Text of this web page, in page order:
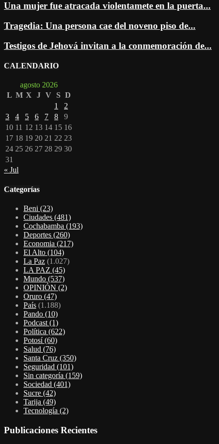
Una mujer fue atracada violentamete en la puerta...
Tragedia: Una persona cae del noveno piso de...
Testigos de Jehová invitan a la conmemoración de...
CALENDARIO
agosto 2026
L M X J V S D
1
2
3
4 5 6 7 8
9
10 11 12 13 14 15 16
17 18 19 20 21 22 23
24 25 26 27 28 29 30
31
« Jul
Categorías
Beni (23)
Ciudades (481)
Cochabamba (193)
Deportes (260)
Economia (217)
El Alto (104)
La Paz (1.027)
LA PAZ (45)
Mundo (537)
OPINIÓN (2)
Oruro (47)
País (1.188)
Pando (10)
Podcast (1)
Política (622)
Potosí(60)
Salud (76)
Santa Cruz (350)
Seguridad (101)
Sin categoría (159)
Sociedad (401)
Sucre (42)
Tarija (49)
Tecnología (2)
Publicaciones Recientes